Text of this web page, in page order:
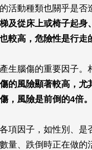
活動種類也關乎是否
及從床上或椅子起身
較高，危險性是行走
生腦傷的重要因子。
的風險顯著較高，尤
，風險是前倒的4倍。
項因子，如性別、是
量、跌倒時正在做的